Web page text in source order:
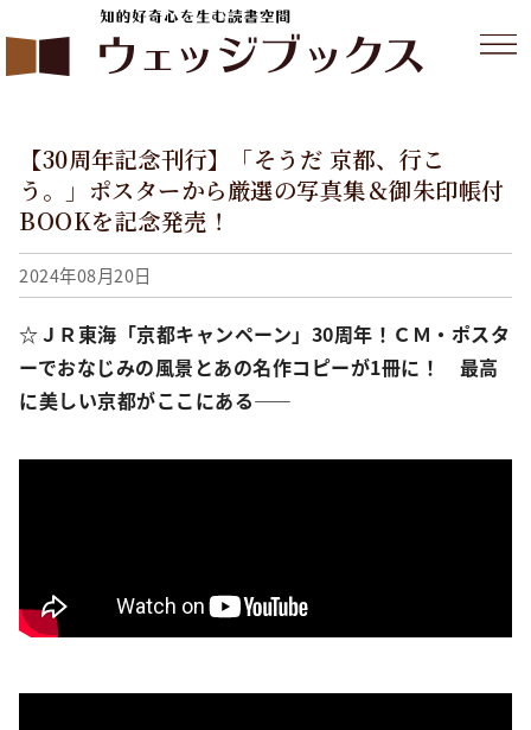
【30周年記念刊行】「そうだ 京都、行こ
う。」ポスターから厳選の写真集＆御朱印帳付
BOOKを記念発売！
2024年08月20日
☆ＪＲ東海「京都キャンペーン」30周年！ＣＭ・ポスタ
ーでおなじみの風景とあの名作コピーが1冊に！ 最高
に美しい京都がここにある――